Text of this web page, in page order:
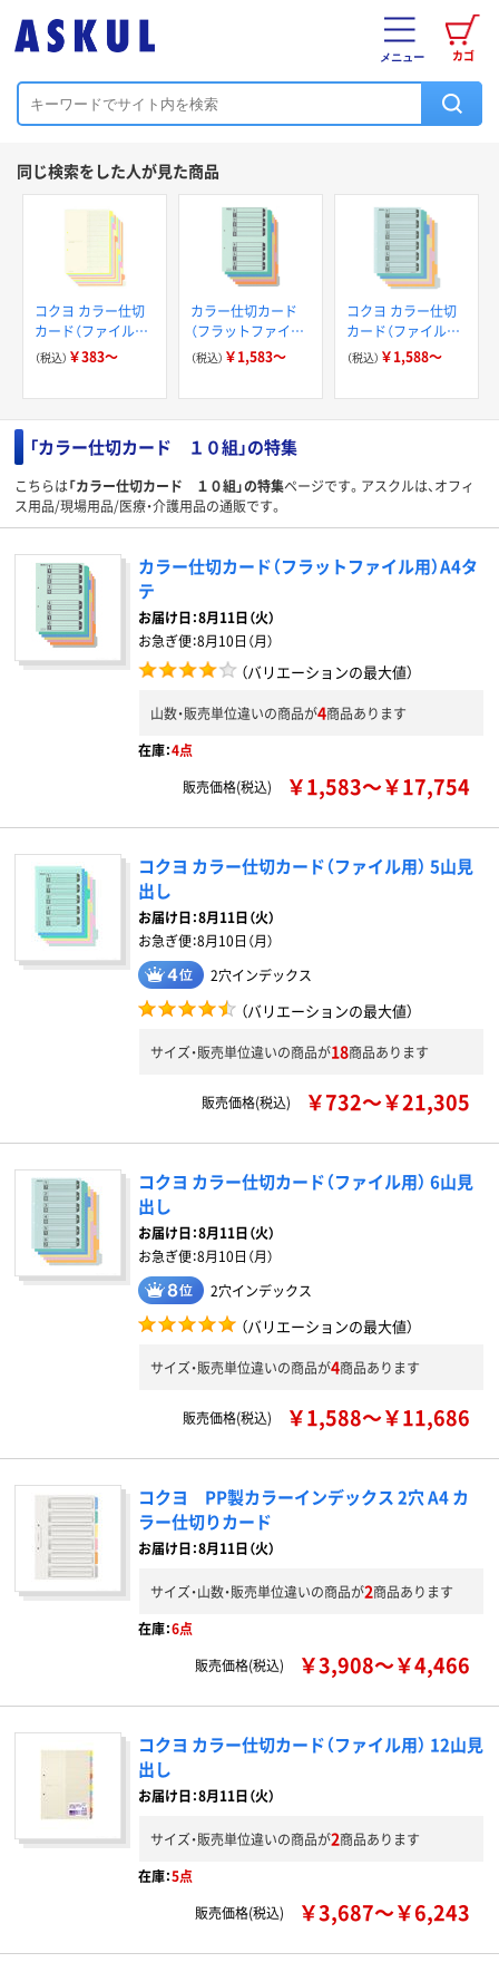
カゴ
メニュー
同じ検索をした人が見た商品
コクヨ カラー仕切
カード（ファイル用）
12山見出し
（税込） ￥383～
カラー仕切カード
（フラットファイル
用）A4タテ
（税込） ￥1,583～
コクヨ カラー仕切
カード（ファイル用）
6山見出し
（税込） ￥1,588～
「カラー仕切カード １０組」の特集
こちらは「カラー仕切カード １０組」の特集ページです。アスクルは、オフィ
ス用品/現場用品/医療・介護用品の通販です。
カラー仕切カード（フラットファイル用）A4タ
テ
お届け日：8月11日（火）
お急ぎ便：8月10日（月）
（バリエーションの最大値）
山数・販売単位違いの商品が4商品あります
在庫：4点
販売価格(税込)
￥1,583～￥17,754
コクヨ カラー仕切カード（ファイル用） 5山見
出し
お届け日：8月11日（火）
お急ぎ便：8月10日（月）
2穴インデックス
（バリエーションの最大値）
サイズ・販売単位違いの商品が18商品あります
販売価格(税込) ￥732～￥21,305
コクヨ カラー仕切カード（ファイル用） 6山見
出し
お届け日：8月11日（火）
お急ぎ便：8月10日（月）
2穴インデックス
（バリエーションの最大値）
サイズ・販売単位違いの商品が4商品あります
販売価格(税込) ￥1,588～￥11,686
コクヨ PP製カラーインデックス 2穴 A4 カ
ラー仕切りカード
お届け日：8月11日（火）
サイズ・山数・販売単位違いの商品が2商品あります
在庫：6点
販売価格(税込)
￥3,908～￥4,466
コクヨ カラー仕切カード（ファイル用） 12山見
出し
お届け日：8月11日（火）
サイズ・販売単位違いの商品が2商品あります
在庫：5点
販売価格(税込)
￥3,687～￥6,243